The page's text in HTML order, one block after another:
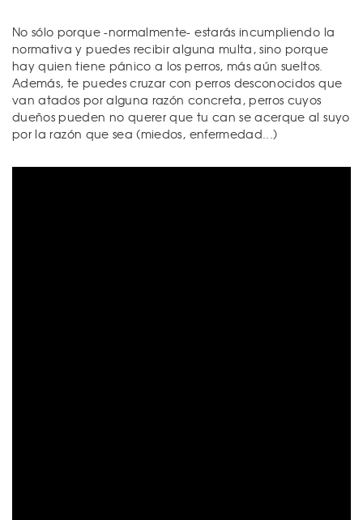
No sólo porque -normalmente- estarás incumpliendo la
normativa y puedes recibir alguna multa, sino porque
hay quien tiene pánico a los perros, más aún sueltos.
Además, te puedes cruzar con perros desconocidos que
van atados por alguna razón concreta, perros cuyos
dueños pueden no querer que tu can se acerque al suyo
por la razón que sea (miedos, enfermedad...)